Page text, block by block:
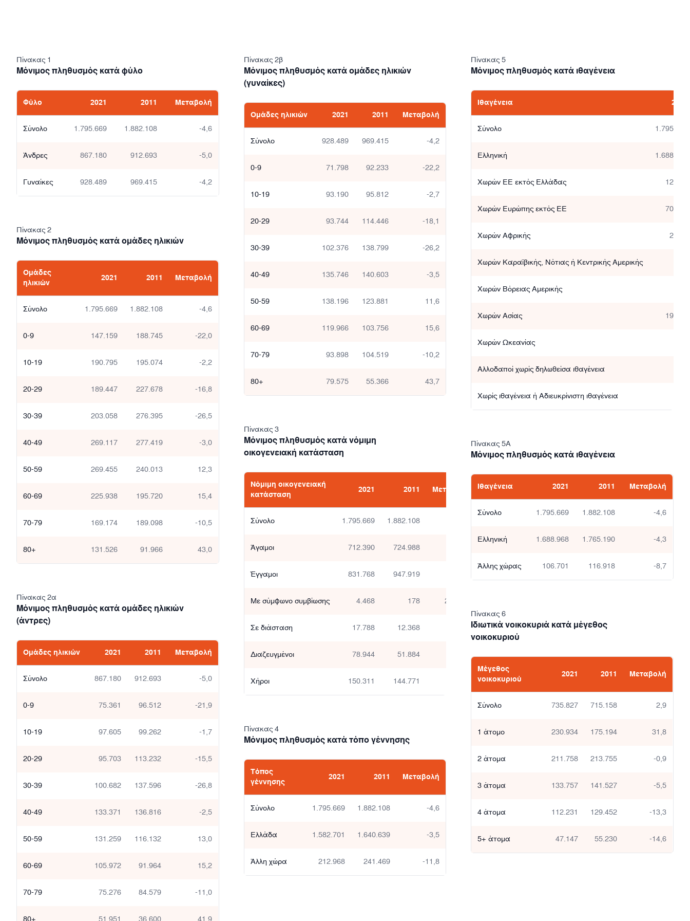
Πίνακας 1
Μόνιμος πληθυσμός κατά φύλο
Φύλο 2021 2011 Μεταβολή
Σύνολο 1.795.669 1.882.108 -4,6
Άνδρες 867.180 912.693 -5,0
Γυναίκες 928.489 969.415 -4,2
Πίνακας 2
Μόνιμος πληθυσμός κατά ομάδες ηλικιών
Ομάδες
ηλικιών
2021 2011 Μεταβολή
Σύνολο 1.795.669 1.882.108 -4,6
0-9 147.159 188.745 -22,0
10-19 190.795 195.074 -2,2
20-29 189.447 227.678 -16,8
30-39 203.058 276.395 -26,5
40-49 269.117 277.419 -3,0
50-59 269.455 240.013 12,3
60-69 225.938 195.720 15,4
70-79 169.174 189.098 -10,5
80+ 131.526 91.966 43,0
Πίνακας 2α
Μόνιμος πληθυσμός κατά ομάδες ηλικιών
(άντρες)
Ομάδες ηλικιών 2021 2011 Μεταβολή
Σύνολο 867.180 912.693 -5,0
0-9 75.361 96.512 -21,9
10-19 97.605 99.262 -1,7
20-29 95.703 113.232 -15,5
30-39 100.682 137.596 -26,8
40-49 133.371 136.816 -2,5
50-59 131.259 116.132 13,0
60-69 105.972 91.964 15,2
70-79 75.276 84.579 -11,0
Πίνακας 2β
Μόνιμος πληθυσμός κατά ομάδες ηλικιών
(γυναίκες)
Ομάδες ηλικιών 2021 2011 Μεταβολή
Σύνολο 928.489 969.415 -4,2
0-9 71.798 92.233 -22,2
10-19 93.190 95.812 -2,7
20-29 93.744 114.446 -18,1
30-39 102.376 138.799 -26,2
40-49 135.746 140.603 -3,5
50-59 138.196 123.881 11,6
60-69 119.966 103.756 15,6
70-79 93.898 104.519 -10,2
80+ 79.575 55.366 43,7
Πίνακας 3
Μόνιμος πληθυσμός κατά νόμιμη
οικογενειακή κατάσταση
Νόμιμη οικογενειακή
κατάσταση
2021 2011 Μεταβολή
Σύνολο 1.795.669 1.882.108
Άγαμοι 712.390 724.988
Έγγαμοι 831.768 947.919
Με σύμφωνο συμβίωσης 4.468 178 2.410,1
Σε διάσταση 17.788 12.368
Διαζευγμένοι 78.944 51.884
Χήροι 150.311 144.771
Πίνακας 4
Μόνιμος πληθυσμός κατά τόπο γέννησης
Τόπος
γέννησης
2021 2011 Μεταβολή
Σύνολο 1.795.669 1.882.108 -4,6
Ελλάδα 1.582.701 1.640.639 -3,5
Άλλη χώρα 212.968 241.469 -11,8
Πίνακας 5
Μόνιμος πληθυσμός κατά ιθαγένεια
Ιθαγένεια 2021
Σύνολο 1.795.669
Ελληνική 1.688.968
Χωρών ΕΕ εκτός Ελλάδας 12.653
Χωρών Ευρώπης εκτός ΕΕ 70.484
Χωρών Αφρικής 2.476
Χωρών Καραϊβικής, Νότιας ή Κεντρικής Αμερικής
Χωρών Βόρειας Αμερικής
Χωρών Ασίας 19.669
Χωρών Ωκεανίας
Αλλοδαποί χωρίς δηλωθείσα ιθαγένεια
Χωρίς ιθαγένεια ή Αδιευκρίνιστη ιθαγένεια
Πίνακας 5A
Μόνιμος πληθυσμός κατά ιθαγένεια
Ιθαγένεια 2021 2011 Μεταβολή
Σύνολο 1.795.669 1.882.108 -4,6
Ελληνική 1.688.968 1.765.190 -4,3
Άλλης χώρας 106.701 116.918 -8,7
Πίνακας 6
Ιδιωτικά νοικοκυριά κατά μέγεθος
νοικοκυριού
Μέγεθος
νοικοκυριού
2021 2011 Μεταβολή
Σύνολο 735.827 715.158 2,9
1 άτομο 230.934 175.194 31,8
2 άτομα 211.758 213.755 -0,9
3 άτομα 133.757 141.527 -5,5
4 άτομα 112.231 129.452 -13,3
5+ άτομα 47.147 55.230 -14,6